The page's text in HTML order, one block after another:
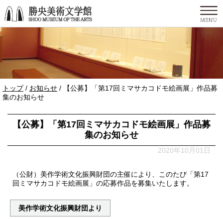
このページの本文へ
現
在
位
トップ/ お知らせ /
【公募】「第17回ミマサカコドモ絵画展」作品募
集のお知らせ
【公募】「第17回ミマサカコドモ絵画展」作品募
集のお知らせ
2020年10月01日
（公財）美作学術文化振興財団の主催により、このたび「第17
回ミマサカコドモ絵画展」の応募作品を募集いたします。
美作学術文化振興財団より